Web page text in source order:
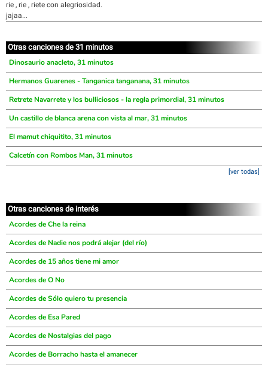
rie , rie , riete con alegriosidad.
jajaa...
Otras canciones de 31 minutos
Dinosaurio anacleto, 31 minutos
Hermanos Guarenes - Tanganica tanganana, 31 minutos
Retrete Navarrete y los bulliciosos - la regla primordial, 31 minutos
Un castillo de blanca arena con vista al mar, 31 minutos
El mamut chiquitito, 31 minutos
Calcetín con Rombos Man, 31 minutos
[ver todas]
Otras canciones de interés
Acordes de Che la reina
Acordes de Nadie nos podrá alejar (del río)
Acordes de 15 años tiene mi amor
Acordes de O No
Acordes de Sólo quiero tu presencia
Acordes de Esa Pared
Acordes de Nostalgias del pago
Acordes de Borracho hasta el amanecer